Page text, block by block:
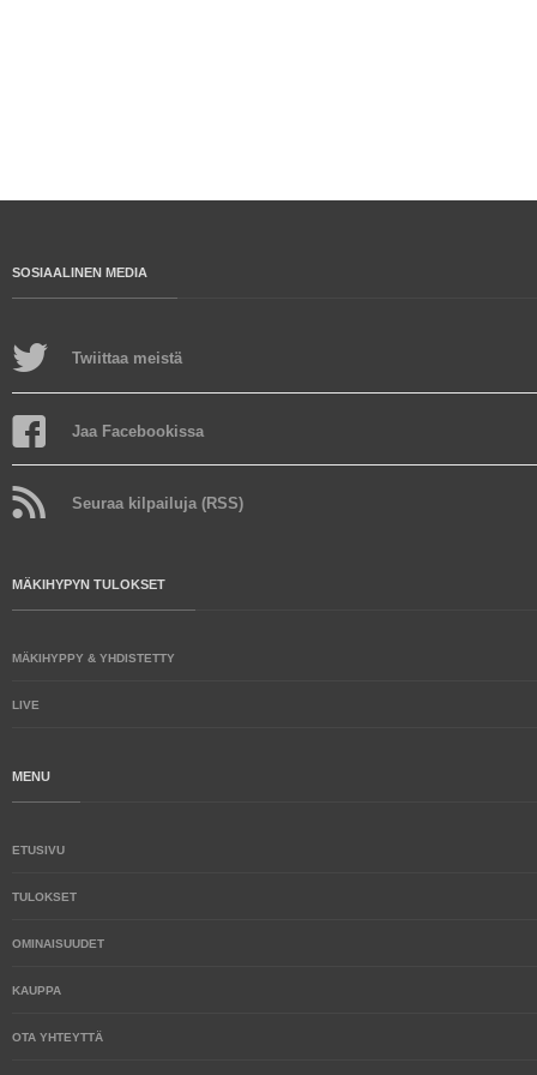
SOSIAALINEN MEDIA
Twiittaa meistä
Jaa Facebookissa
Seuraa kilpailuja (RSS)
MÄKIHYPYN TULOKSET
MÄKIHYPPY & YHDISTETTY
LIVE
MENU
ETUSIVU
TULOKSET
OMINAISUUDET
KAUPPA
OTA YHTEYTTÄ